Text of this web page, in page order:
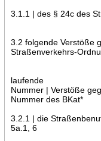
3.1.1 | des § 24c des
3.2 folgende Verstöße
Straßenverkehrs-
laufende
Nummer | Verstöße
Nummer des BKat*
3.2.1 | die
5a.1, 6